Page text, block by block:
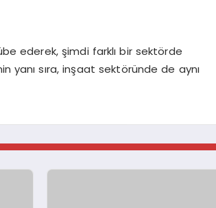
ederek, şimdi farklı bir sektörde
yanı sıra, inşaat sektöründe de aynı